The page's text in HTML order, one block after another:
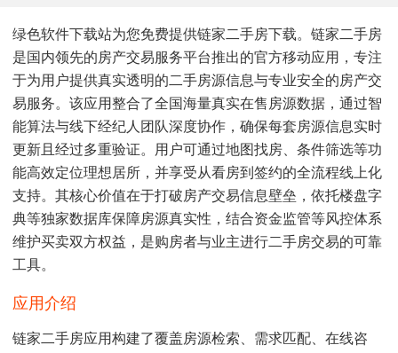
绿色软件下载站为您免费提供链家二手房下载。链家二手房
是国内领先的房产交易服务平台推出的官方移动应用，专注
于为用户提供真实透明的二手房源信息与专业安全的房产交
易服务。该应用整合了全国海量真实在售房源数据，通过智
能算法与线下经纪人团队深度协作，确保每套房源信息实时
更新且经过多重验证。用户可通过地图找房、条件筛选等功
能高效定位理想居所，并享受从看房到签约的全流程线上化
支持。其核心价值在于打破房产交易信息壁垒，依托楼盘字
典等独家数据库保障房源真实性，结合资金监管等风控体系
维护买卖双方权益，是购房者与业主进行二手房交易的可靠
工具。
应用介绍
链家二手房应用构建了覆盖房源检索、需求匹配、在线咨